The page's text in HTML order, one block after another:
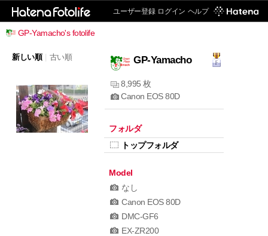
ユーザー登録 ログイン ヘルプ
GP-Yamacho's fotolife
新しい順 古い順 GP-Yamacho
8,995 枚
Canon EOS 80D
フォルダ
トップフォルダ
Model
なし
Canon EOS 80D
DMC-GF6
EX-ZR200